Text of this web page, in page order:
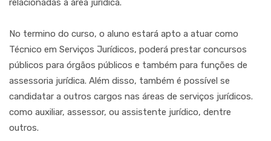
relacionadas à área jurídica.
No termino do curso, o aluno estará apto a atuar como
Técnico em Serviços Jurídicos, poderá prestar concursos
públicos para órgãos públicos e também para funções de
assessoria jurídica. Além disso, também é possível se
candidatar a outros cargos nas áreas de serviços jurídicos.
como auxiliar, assessor, ou assistente jurídico, dentre
outros.